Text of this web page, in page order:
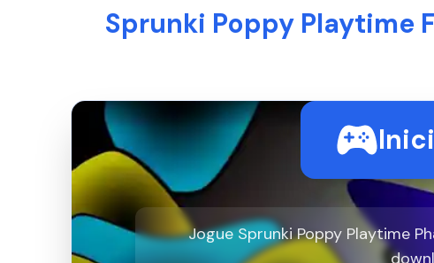
Sprunki Poppy Playtime
Jogue Sprunki Poppy Playtime